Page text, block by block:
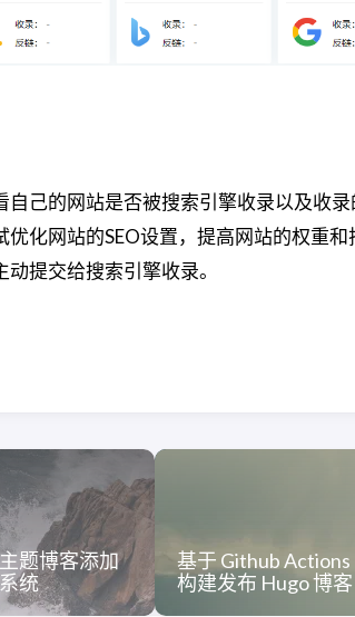
己的网站是否被搜索引擎收录以及收
化网站的SEO设置，提高网站的权重和
提交给搜索引擎收录。
题博客添加
统
基于 Github Actions
构建发布 Hugo 博客